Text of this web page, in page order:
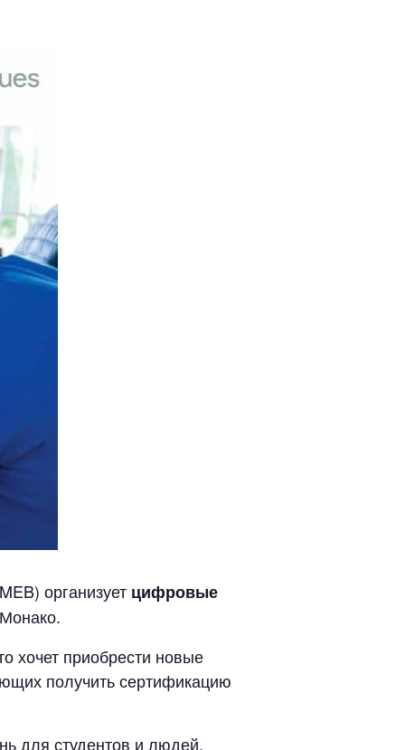
организует цифровые
хочет приобрести новые
получить сертификацию
для студентов и людей,